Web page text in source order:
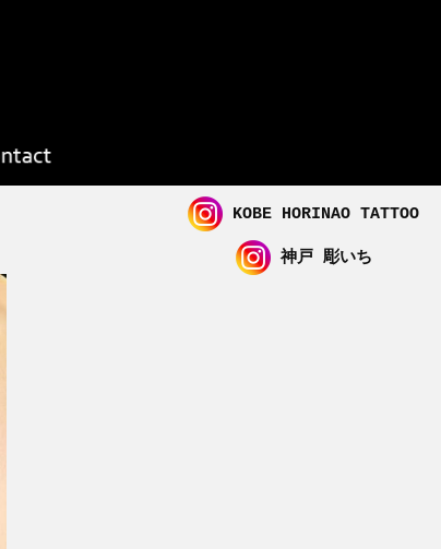
KOBE HORINAO TATTOO
神戸 彫いち